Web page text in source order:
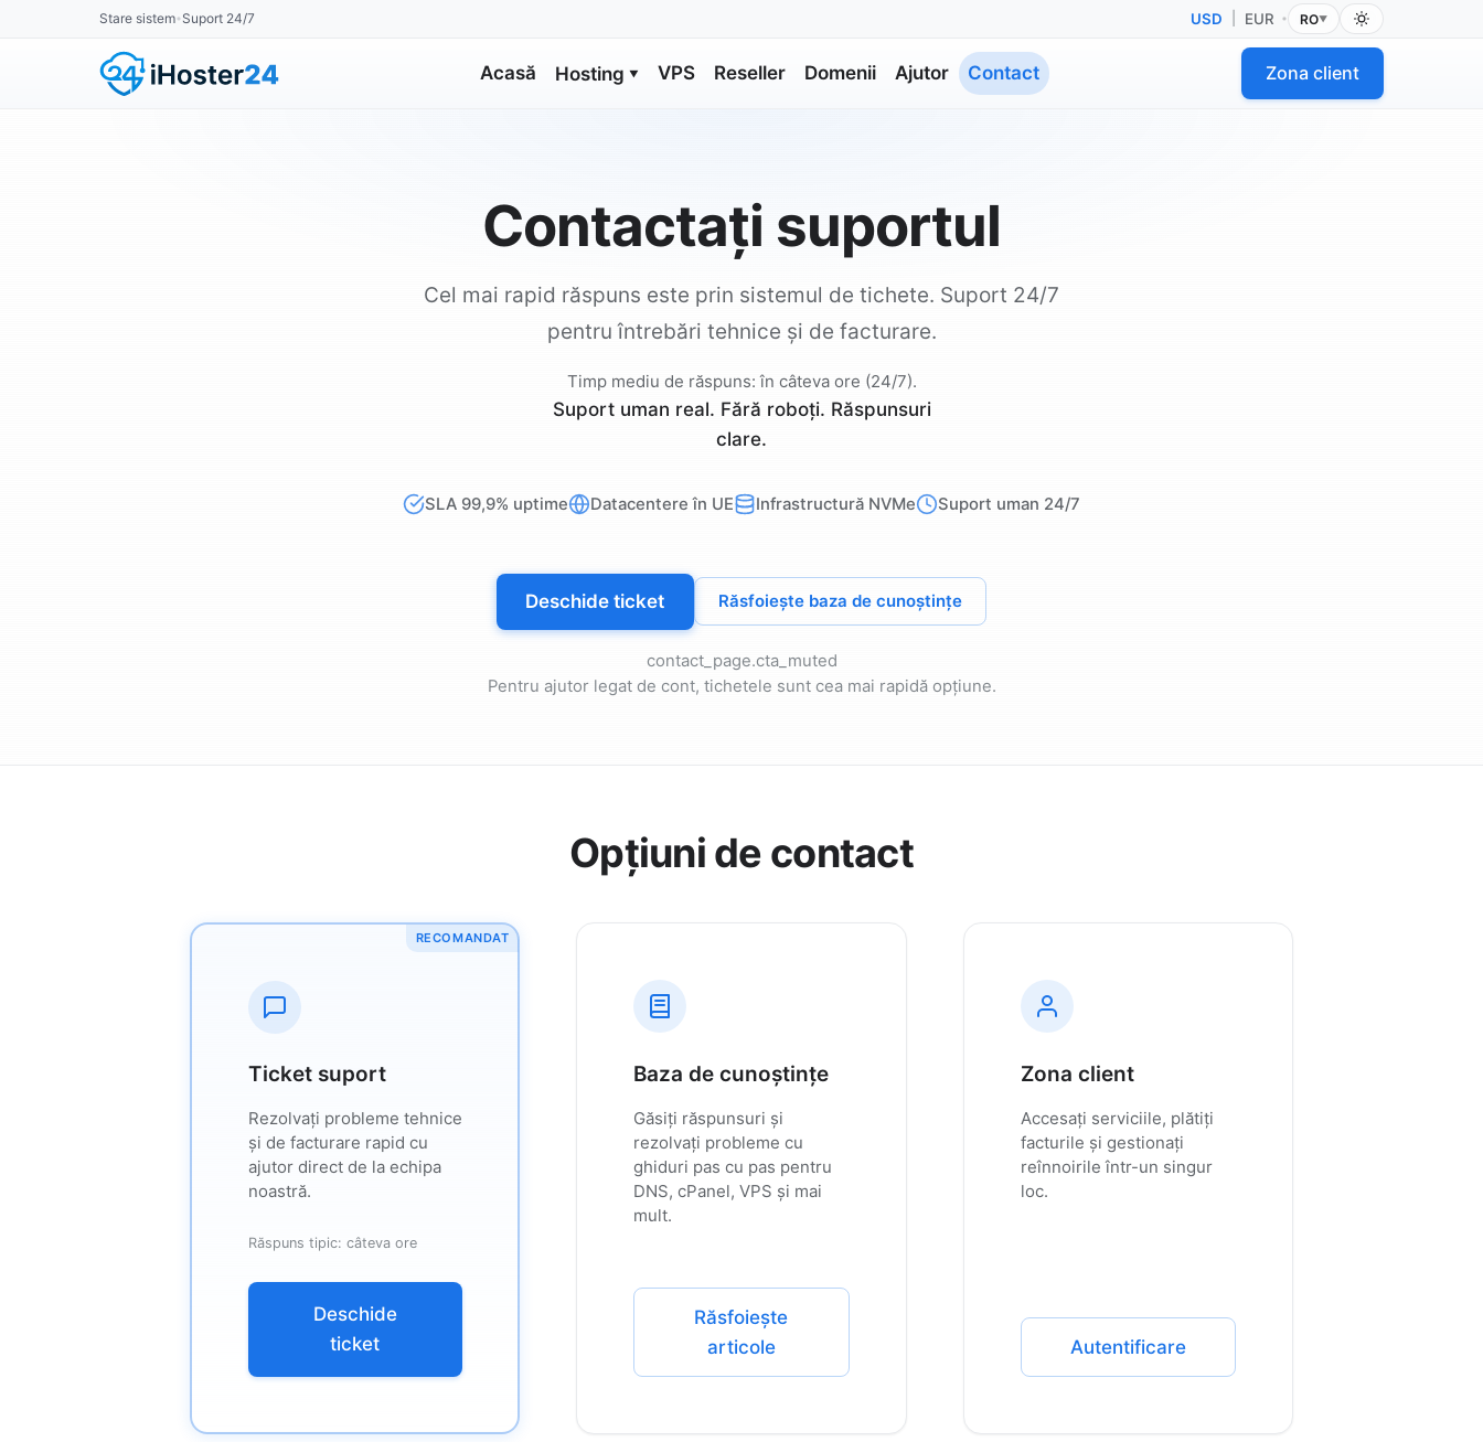
Stare sistem• Suport 24/7 USD EUR • RO▼
Acasă Hosting ▼ VPS Reseller Domenii Ajutor Contact Zona client
Contactați suportul
Cel mai rapid răspuns este prin sistemul de tichete. Suport 24/7
pentru întrebări tehnice și de facturare.
Timp mediu de răspuns: în câteva ore (24/7).
Suport uman real. Fără roboți. Răspunsuri
clare.
SLA 99,9% uptime Datacentere în UE Infrastructură NVMe Suport uman 24/7
Deschide ticket Răsfoiește baza de cunoștințe
contact_page.cta_muted
Pentru ajutor legat de cont, tichetele sunt cea mai rapidă opțiune.
Opțiuni de contact
RECOMANDAT
Ticket suport
Rezolvați probleme tehnice
și de facturare rapid cu
ajutor direct de la echipa
noastră.
Răspuns tipic: câteva ore
Deschide
ticket
Baza de cunoștințe
Găsiți răspunsuri și
rezolvați probleme cu
ghiduri pas cu pas pentru
DNS, cPanel, VPS și mai
mult.
Răsfoiește
articole
Zona client
Accesați serviciile, plătiți
facturile și gestionați
reînnoirile într-un singur
loc.
Autentificare